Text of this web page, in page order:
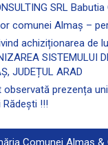
SRL
comunei Almaş –
achiziționarea de
SISTEMULUI
JUDEȚUL ARAD
prezența
!!!
Comunei Almaș